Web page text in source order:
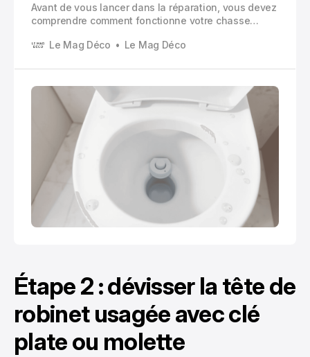
Avant de vous lancer dans la réparation, vous devez
comprendre comment fonctionne votre chasse
éléments qui travaillent ensemble pour assurer un
Le Mag Déco Le Mag Déco
Étape 2 : dévisser la tête de
robinet usagée avec clé
plate ou molette